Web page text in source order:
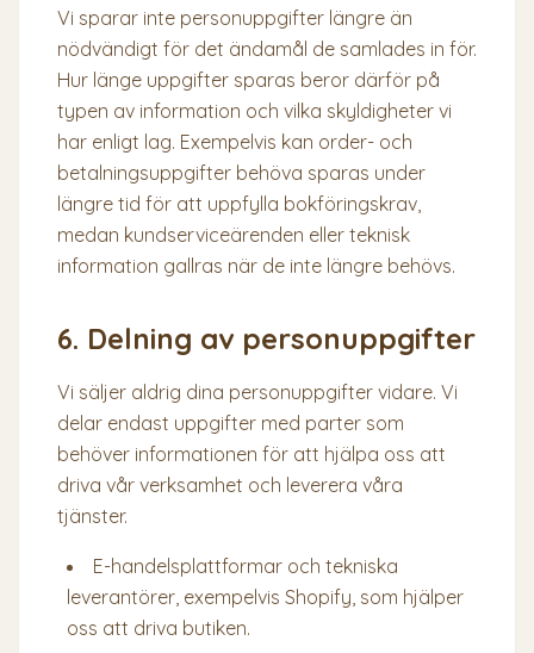
Vi sparar inte personuppgifter längre än
nödvändigt för det ändamål de samlades in för.
Hur länge uppgifter sparas beror därför på
typen av information och vilka skyldigheter vi
har enligt lag. Exempelvis kan order- och
betalningsuppgifter behöva sparas under
längre tid för att uppfylla bokföringskrav,
medan kundserviceärenden eller teknisk
information gallras när de inte längre behövs.
6. Delning av personuppgifter
Vi säljer aldrig dina personuppgifter vidare. Vi
delar endast uppgifter med parter som
behöver informationen för att hjälpa oss att
driva vår verksamhet och leverera våra
tjänster.
E-handelsplattformar och tekniska
leverantörer, exempelvis Shopify, som hjälper
oss att driva butiken.